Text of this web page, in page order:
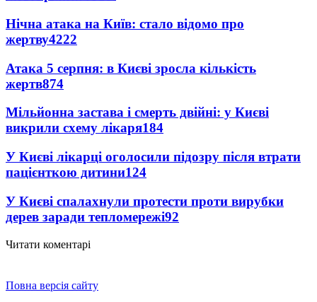
Нічна атака на Київ: стало відомо про
жертву4222
Атака 5 серпня: в Києві зросла кількість
жертв874
Мільйонна застава і смерть двійні: у Києві
викрили схему лікаря184
У Києві лікарці оголосили підозру після втрати
пацієнткою дитини124
У Києві спалахнули протести проти вирубки
дерев заради тепломережі92
Читати коментарі
Повна версія сайту